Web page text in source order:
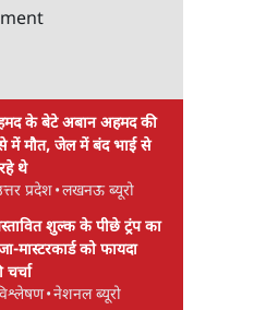
के बेटे अबान अहमद की
में मौत, जेल में बंद भाई से
थे
प्रदेश•लखनऊ ब्यूरो
शुल्क के पीछे ट्रंप का
मास्टरकार्ड को फायदा
•नेशनल ब्यूरो